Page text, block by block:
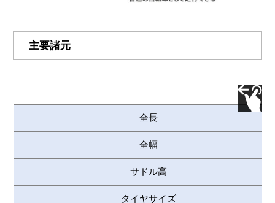
主要諸元
全長
全幅
サドル高
タイヤサイズ